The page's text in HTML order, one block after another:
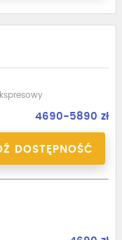
4690-5890 zł
DOSTĘPNOŚĆ